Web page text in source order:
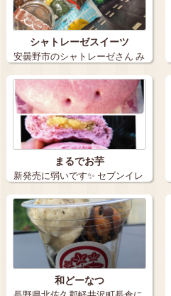
シャトレーゼスイーツ
安曇野市のシャトレーゼさん み
たらし団…
まるでお芋
新発売に弱いです✨ セブンイレ
ブンの「…
和どーなつ